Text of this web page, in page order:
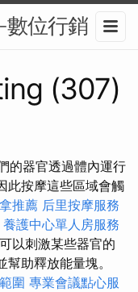
數位行銷
(307)
的器官透過體內運行
此按摩這些區域會觸
推薦 后里按摩服務
養護中心單人房服務
以刺激某些器官的
助釋放能量塊。
圍 專業會議點心服